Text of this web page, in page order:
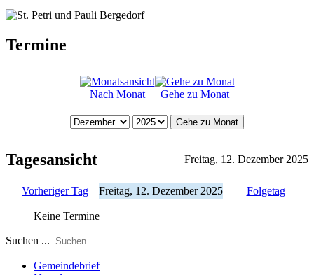
Termine
Nach Monat Gehe zu Monat
Gehe zu Monat
Tagesansicht Freitag, 12. Dezember 2025
Vorheriger Tag Freitag, 12. Dezember 2025 Folgetag
Keine Termine
Suchen ...
Gemeindebrief